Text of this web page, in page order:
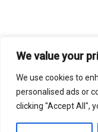
We value your
We use cookies to
personalised ads or
clicking "Accept All",
STATISTICHE